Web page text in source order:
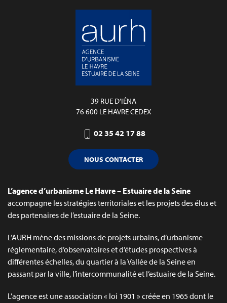
39 RUE D’IÉNA
76 600 LE HAVRE CEDEX
02 35 42 17 88
NOUS CONTACTER
L’agence d’urbanisme Le Havre – Estuaire de la Seine
accompagne les stratégies territoriales et les projets des élus et
des partenaires de l’estuaire de la Seine.
L’AURH mène des missions de projets urbains, d’urbanisme
réglementaire, d’observatoires et d’études prospectives à
différentes échelles, du quartier à la Vallée de la Seine en
passant par la ville, l’intercommunalité et l’estuaire de la Seine.
L’agence est une association « loi 1901 » créée en 1965 dont le